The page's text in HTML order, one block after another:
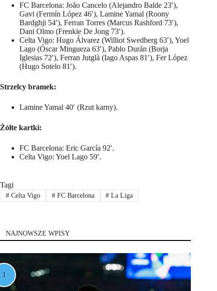
FC Barcelona: João Cancelo (Alejandro Balde 23′),
Gavi (Fermín López 46′), Lamine Yamal (Roony
Bardghji 54′), Ferran Torres (Marcus Rashford 73′),
Dani Olmo (Frenkie De Jong 73′).
Celta Vigo: Hugo Álvarez (Williot Swedberg 63′), Yoel
Lago (Óscar Mingueza 63′), Pablo Durán (Borja
Iglesias 72′), Ferran Jutglà (Iago Aspas 81′), Fer López
(Hugo Sotelo 81′).
Strzelcy bramek:
Lamine Yamal 40′ (Rzut karny).
Żółte kartki:
FC Barcelona: Eric García 92′.
Celta Vigo: Yoel Lago 59′.
Tagi
#Celta Vigo #FC Barcelona # La Liga
NAJNOWSZE WPISY